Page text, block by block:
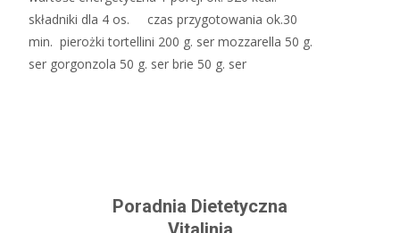
składniki dla 4 os. czas przygotowania ok.30
min. pierożki tortellini 200 g. ser mozzarella 50 g.
ser gorgonzola 50 g. ser brie 50 g. ser
Poradnia Dietetyczna